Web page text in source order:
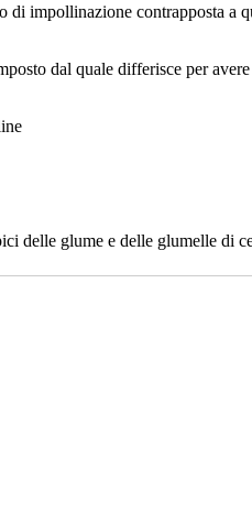
di impollinazione contrapposta a
dal quale differisce per
delle glume e delle glumelle di